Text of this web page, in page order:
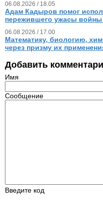
06.08.2026 / 18.05
Адам Кадыров помог
пережившего ужасы войны
06.08.2026 / 17.00
Математику, биологию,
через призму их
Добавить
Имя
Сообщение
Введите код